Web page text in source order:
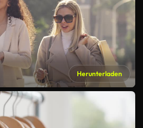
Herunterladen